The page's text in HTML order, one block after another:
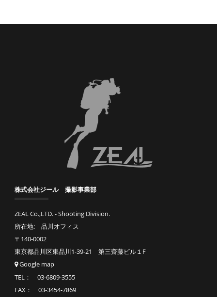
株式会社ジール 撮影事業部
ZEAL Co.,LTD. - Shooting Division.
所在地: 品川オフィス
〒140-0002
東京都品川区東品川1-39-21 第三齋藤ビル１F
Google map
TEL： 03-6809-3555
FAX： 03-3454-7869